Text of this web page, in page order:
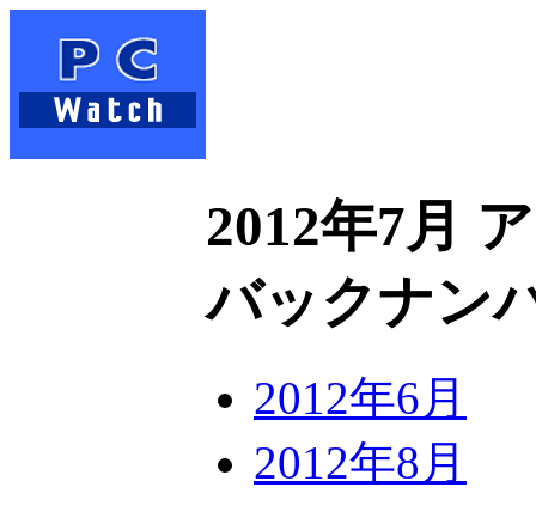
2012年7月
バックナン
2012年6月
2012年8月